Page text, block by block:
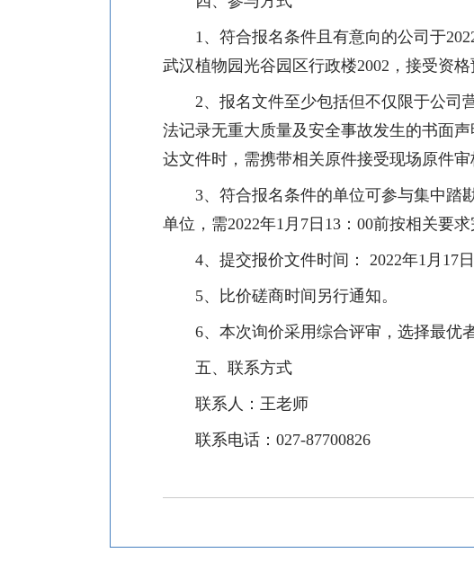
1 、 符合报名条件且 有意向的公司于
武汉植物园光谷园区行政楼2002 ，接受资
2、 报名文件至少包括但不仅限于公司
法记录无重大质量及安全事故发生的书面
达文件时，需携带相关原件接受现场原件审
3、 符合报名条件的单位可参与集中踏
单位，需2022年1 月 7日 13 ： 00前按相关要求
4、提交报价文件时间： 2022年1 月 17日
5、比价磋商时间另行通知。
6、本次询价采用综合评审，选择最优
五、联系方式
联系人：王老师
联系电话： 027-87700826